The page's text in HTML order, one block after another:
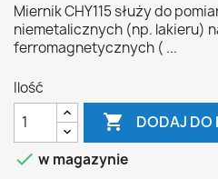
Miernik CHY115 służy do
niemetalicznych (np. lakieru)
ferromagnetycznych ( ...
Ilość
 DODAJ DO
 w magazynie